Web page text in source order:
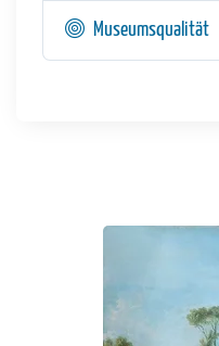
Museumsqualität